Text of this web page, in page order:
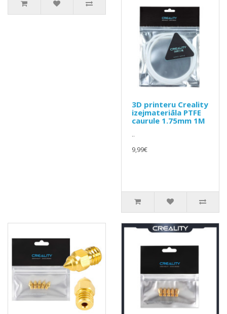
3D printeru Creality
izejmateriāla PTFE
caurule 1.75mm 1M
..
9,99€